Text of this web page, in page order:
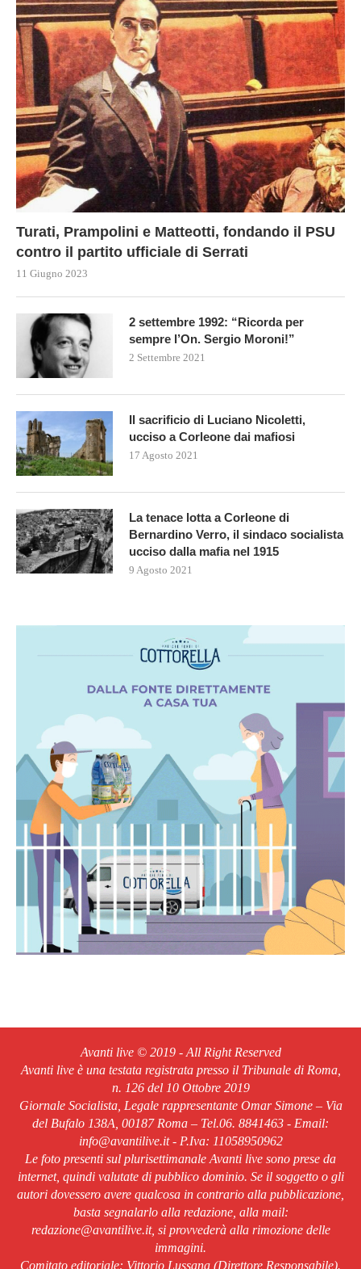
Turati, Prampolini e Matteotti, fondando il PSU
contro il partito ufficiale di Serrati
11 Giugno 2023
2 settembre 1992: “Ricorda per
sempre l’On. Sergio Moroni!”
2 Settembre 2021
Il sacrificio di Luciano Nicoletti,
ucciso a Corleone dai mafiosi
17 Agosto 2021
La tenace lotta a Corleone di
Bernardino Verro, il sindaco socialista
ucciso dalla mafia nel 1915
9 Agosto 2021
Avanti live © 2019 - All Right Reserved
Avanti live è una testata registrata presso il Tribunale di Roma,
n. 126 del 10 Ottobre 2019
Giornale Socialista, Legale rappresentante Omar Simone – Via
del Bufalo 138A, 00187 Roma – Tel.06. 8841463 - Email:
info@avantilive.it - P.Iva: 11058950962
Le foto presenti sul plurisettimanale Avanti live sono prese da
internet, quindi valutate di pubblico dominio. Se il soggetto o gli
autori dovessero avere qualcosa in contrario alla pubblicazione,
basta segnalarlo alla redazione, alla mail:
redazione@avantilive.it, si provvederà alla rimozione delle
immagini.
Comitato editoriale: Vittorio Lussana (Direttore Responsabile).